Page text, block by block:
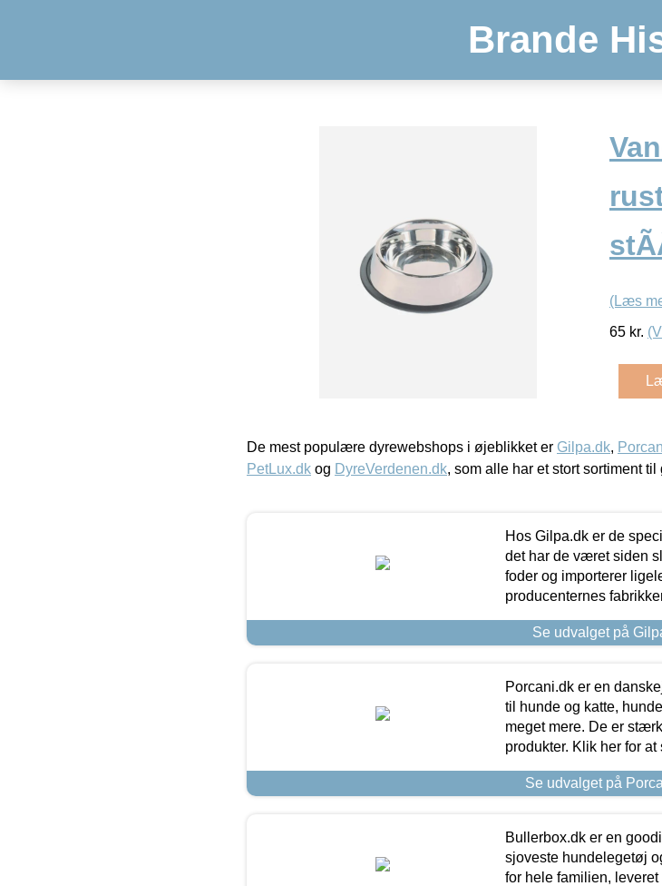
Brande
(Læs
65 kr.
De mest populære dyrewebshops i øjeblikket er Gilpa.dk,
PetLux.dk og DyreVerdenen.dk, som alle har et stort sortiment til
Hos Gilpa.dk er de
det har de været siden
foder og importerer
producenternes
Se udvalget på
Porcani.dk er en
til hunde og katte,
meget mere. De er
produkter. Klik her for
Se udvalget på
Bullerbox.dk er en
sjoveste hundelegetøj
for hele familien,